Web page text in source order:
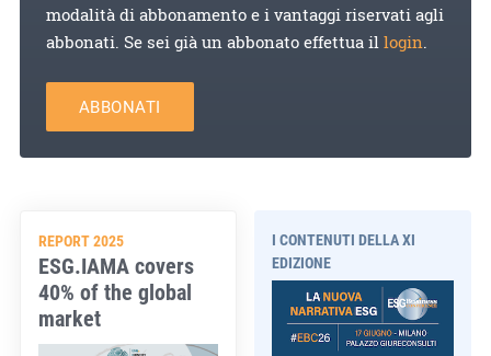
modalità di abbonamento e i vantaggi riservati agli
abbonati. Se sei già un abbonato effettua illogin.
ABBONATI
REPORT 2025
ESG.IAMA covers
40% of the global
market
I CONTENUTI DELLA XI
EDIZIONE